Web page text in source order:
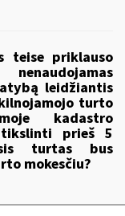
teise priklauso
leidžiantis
turto
kadastro
prieš 5
turtas bus
mokesčiu?